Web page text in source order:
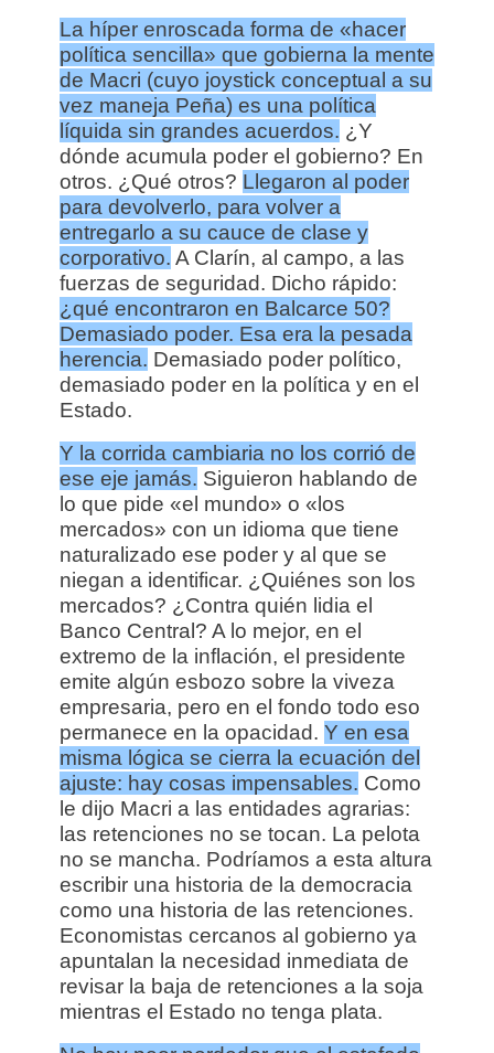
La híper enroscada forma de «hacer
política sencilla» que gobierna la mente
de Macri (cuyo joystick conceptual a su
vez maneja Peña) es una política
líquida sin grandes acuerdos. ¿Y
dónde acumula poder el gobierno? En
otros. ¿Qué otros? Llegaron al poder
para devolverlo, para volver a
entregarlo a su cauce de clase y
corporativo. A Clarín, al campo, a las
fuerzas de seguridad. Dicho rápido:
¿qué encontraron en Balcarce 50?
Demasiado poder. Esa era la pesada
herencia. Demasiado poder político,
demasiado poder en la política y en el
Estado.
Y la corrida cambiaria no los corrió de
ese eje jamás. Siguieron hablando de
lo que pide «el mundo» o «los
mercados» con un idioma que tiene
naturalizado ese poder y al que se
niegan a identificar. ¿Quiénes son los
mercados? ¿Contra quién lidia el
Banco Central? A lo mejor, en el
extremo de la inflación, el presidente
emite algún esbozo sobre la viveza
empresaria, pero en el fondo todo eso
permanece en la opacidad. Y en esa
misma lógica se cierra la ecuación del
ajuste: hay cosas impensables. Como
le dijo Macri a las entidades agrarias:
las retenciones no se tocan. La pelota
no se mancha. Podríamos a esta altura
escribir una historia de la democracia
como una historia de las retenciones.
Economistas cercanos al gobierno ya
apuntalan la necesidad inmediata de
revisar la baja de retenciones a la soja
mientras el Estado no tenga plata.